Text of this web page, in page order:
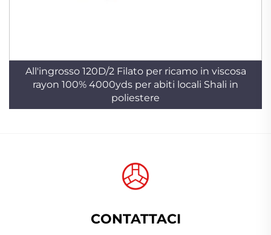
All'ingrosso 120D/2 Filato per ricamo in viscosa
rayon 100% 4000yds per abiti locali Shali in
poliestere
CONTATTACI